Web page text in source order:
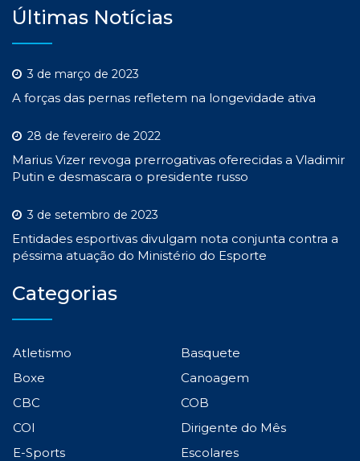
Últimas Notícias
3 de março de 2023
A forças das pernas refletem na longevidade ativa
28 de fevereiro de 2022
Marius Vizer revoga prerrogativas oferecidas a Vladimir
Putin e desmascara o presidente russo
3 de setembro de 2023
Entidades esportivas divulgam nota conjunta contra a
péssima atuação do Ministério do Esporte
Categorias
Atletismo
Basquete
Boxe
Canoagem
CBC
COB
COI
Dirigente do Mês
E-Sports
Escolares